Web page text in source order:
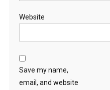
Website
Save my name,
email, and website